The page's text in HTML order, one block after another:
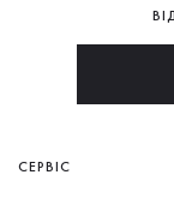
СЕРВІС